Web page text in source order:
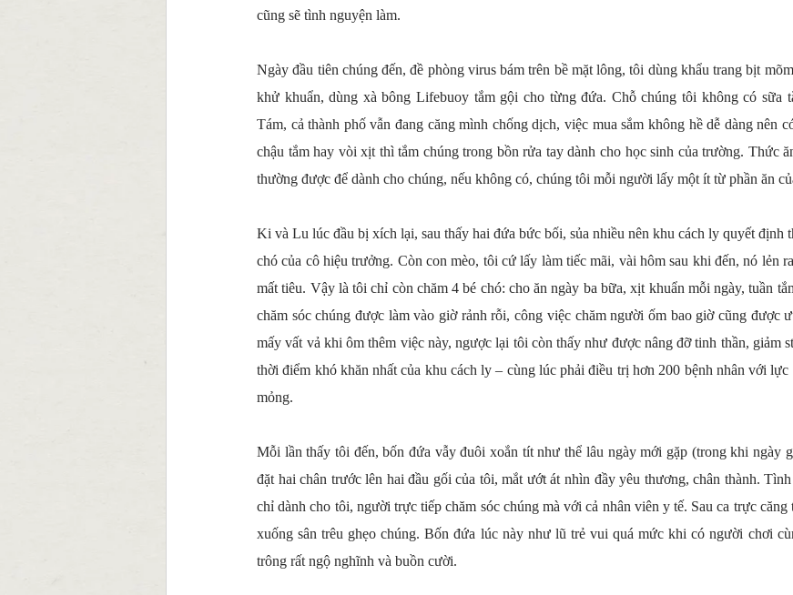
cũng sẽ tình nguyện làm.
Ngày đầu tiên chúng đến, đề phòng virus bám trên bề mặt lông, tôi dùng khẩu trang bịt
khử khuẩn, dùng xà bông Lifebuoy tắm gội cho từng đứa. Chỗ chúng tôi không có sữa
Tám, cả thành phố vẫn đang căng mình chống dịch, việc mua sắm không hề dễ dàng nên
chậu tắm hay vòi xịt thì tắm chúng trong bồn rửa tay dành cho học sinh của trường. Thức
thường được để dành cho chúng, nếu không có, chúng tôi mỗi người lấy một ít từ phần ăn
Ki và Lu lúc đầu bị xích lại, sau thấy hai đứa bức bối, sủa nhiều nên khu cách ly quyết định
chó của cô hiệu trưởng. Còn con mèo, tôi cứ lấy làm tiếc mãi, vài hôm sau khi đến, nó lẻn
mất tiêu. Vậy là tôi chỉ còn chăm 4 bé chó: cho ăn ngày ba bữa, xịt khuẩn mỗi ngày, tuần
chăm sóc chúng được làm vào giờ rảnh rỗi, công việc chăm người ốm bao giờ cũng được
mấy vất vả khi ôm thêm việc này, ngược lại tôi còn thấy như được nâng đỡ tinh thần, giảm
thời điểm khó khăn nhất của khu cách ly – cùng lúc phải điều trị hơn 200 bệnh nhân với
mỏng.
Mỗi lần thấy tôi đến, bốn đứa vẫy đuôi xoắn tít như thể lâu ngày mới gặp (trong khi ngày
đặt hai chân trước lên hai đầu gối của tôi, mắt ướt át nhìn đầy yêu thương, chân thành.
chỉ dành cho tôi, người trực tiếp chăm sóc chúng mà với cả nhân viên y tế. Sau ca trực căng
xuống sân trêu ghẹo chúng. Bốn đứa lúc này như lũ trẻ vui quá mức khi có người chơi
trông rất ngộ nghĩnh và buồn cười.